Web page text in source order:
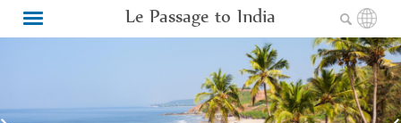
Le Passage to India